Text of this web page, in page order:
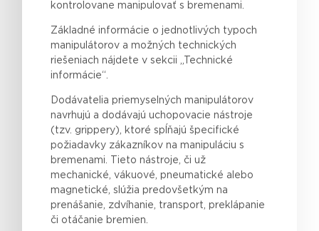
kontrolovane manipulovať s bremenami.
Základné informácie o jednotlivých typoch
manipulátorov a možných technických
riešeniach nájdete v sekcii „Technické
informácie“.
Dodávatelia priemyselných manipulátorov
navrhujú a dodávajú uchopovacie nástroje
(tzv. grippery), ktoré spĺňajú špecifické
požiadavky zákazníkov na manipuláciu s
bremenami. Tieto nástroje, či už
mechanické, vákuové, pneumatické alebo
magnetické, slúžia predovšetkým na
prenášanie, zdvíhanie, transport, preklápanie
či otáčanie bremien.